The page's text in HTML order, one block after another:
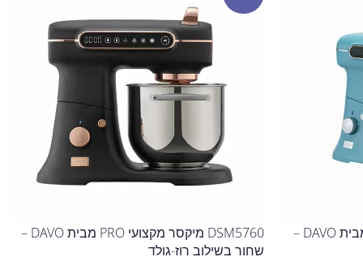
DSM5750 מיקסר מקצועי PRO מבית DAVO –
DSM5760 מיקסר מקצועי PRO מבית DAVO –
שחור בשילוב רוז-גולד